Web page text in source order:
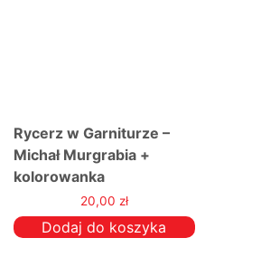
Rycerz w Garniturze –
Michał Murgrabia +
kolorowanka
20,00 zł
Dodaj do koszyka